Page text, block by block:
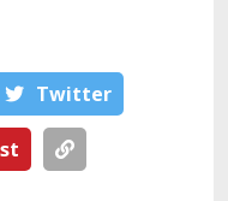
Тwitter